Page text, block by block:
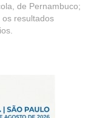
de Pernambuco;
resultados